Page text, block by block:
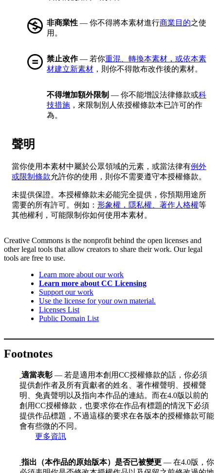
非商業性 — 你不得將本素材進行商業目的之使
用。
禁止改作— 若你重混、轉換本素材，或依本素
材建立新素材 ，則你不得散布改作後的素材。
不得增加額外限制 — 你不能增設法律條款或科
技措施 ，來限制別人依授權條款本已許可的作
為。
聲明
當你使用本素材中屬於公眾領域的元素，或當法律有例外
或限制條款允許你的使用，則你不需要遵守本授權條款。
未提供保證。本授權條款未必能完全提供，你預期用途所
需要的所有許可。例如： 形象權，隱私權、著作人格權等
其他權利，可能限制你如何使用本素材。
Creative Commons is the nonprofit behind the open licenses and
other legal tools that allow creators to share their work. Our legal
tools are free to use.
Learn more about our work
Learn more about CC Licensing
Support our work
Use the license for your own material.
Licenses List
Public Domain List
Footnotes
適當表彰— 若是適用本創用CC授權條款的話，你必須
提供創作者及所有貢獻者的姓名、著作權聲明、授權聲
明、免責聲明以及指向本作品的連結。而在4.0版以前的
創用CC授權條款，也要求你在作品有標題的情況下必須
提供作品標題，不過這樣的要求在各版本的授權條款可能
會有些微的不同。
更多資訊
指出（本作品的原始版本）是否已被變更 — 在4.0版，你